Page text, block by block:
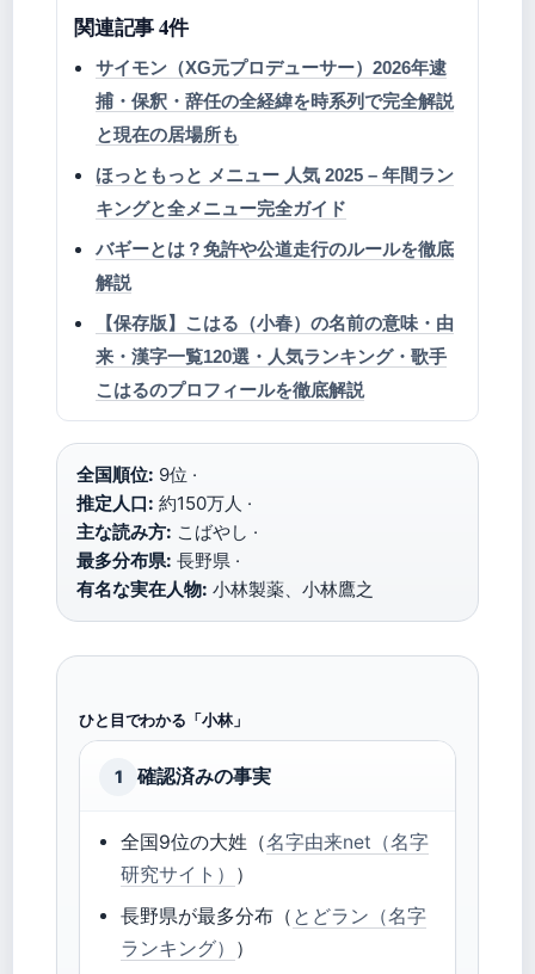
関連記事 4件
サイモン（XG元プロデューサー）2026年逮
捕・保釈・辞任の全経緯を時系列で完全解説
と現在の居場所も
ほっともっと メニュー 人気 2025 – 年間ラン
キングと全メニュー完全ガイド
バギーとは？免許や公道走行のルールを徹底
解説
【保存版】こはる（小春）の名前の意味・由
来・漢字一覧120選・人気ランキング・歌手
こはるのプロフィールを徹底解説
全国順位: 9位 ·
推定人口: 約150万人 ·
主な読み方: こばやし ·
最多分布県: 長野県 ·
有名な実在人物: 小林製薬、小林鷹之
ひと目でわかる「小林」
1 確認済みの事実
全国9位の大姓（名字由来net（名字
研究サイト） ）
長野県が最多分布（ とどラン（名字
ランキング） ）